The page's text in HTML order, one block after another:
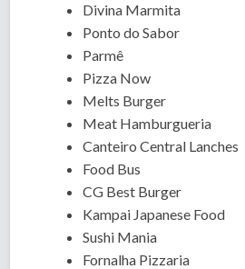
Divina Marmita
Ponto do Sabor
Parmê
Pizza Now
Melts Burger
Meat Hamburgueria
Canteiro Central Lanches
Food Bus
CG Best Burger
Kampai Japanese Food
Sushi Mania
Fornalha Pizzaria